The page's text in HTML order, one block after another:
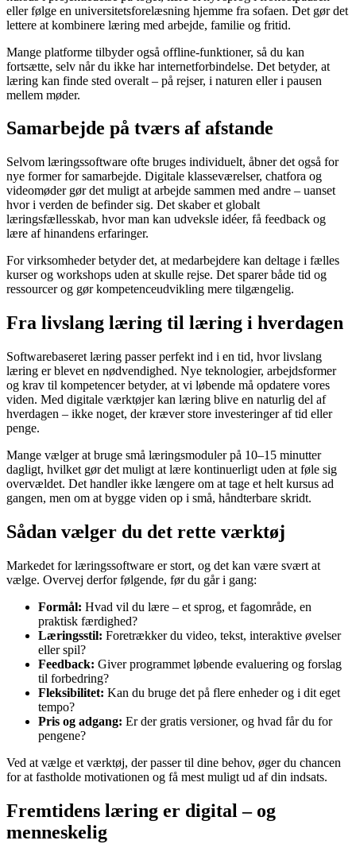
eller følge en universitetsforelæsning hjemme fra sofaen. Det gør det
lettere at kombinere læring med arbejde, familie og fritid.
Mange platforme tilbyder også offline-funktioner, så du kan
fortsætte, selv når du ikke har internetforbindelse. Det betyder, at
læring kan finde sted overalt – på rejser, i naturen eller i pausen
mellem møder.
Samarbejde på tværs af afstande
Selvom læringssoftware ofte bruges individuelt, åbner det også for
nye former for samarbejde. Digitale klasseværelser, chatfora og
videomøder gør det muligt at arbejde sammen med andre – uanset
hvor i verden de befinder sig. Det skaber et globalt
læringsfællesskab, hvor man kan udveksle idéer, få feedback og
lære af hinandens erfaringer.
For virksomheder betyder det, at medarbejdere kan deltage i fælles
kurser og workshops uden at skulle rejse. Det sparer både tid og
ressourcer og gør kompetenceudvikling mere tilgængelig.
Fra livslang læring til læring i hverdagen
Softwarebaseret læring passer perfekt ind i en tid, hvor livslang
læring er blevet en nødvendighed. Nye teknologier, arbejdsformer
og krav til kompetencer betyder, at vi løbende må opdatere vores
viden. Med digitale værktøjer kan læring blive en naturlig del af
hverdagen – ikke noget, der kræver store investeringer af tid eller
penge.
Mange vælger at bruge små læringsmoduler på 10–15 minutter
dagligt, hvilket gør det muligt at lære kontinuerligt uden at føle sig
overvældet. Det handler ikke længere om at tage et helt kursus ad
gangen, men om at bygge viden op i små, håndterbare skridt.
Sådan vælger du det rette værktøj
Markedet for læringssoftware er stort, og det kan være svært at
vælge. Overvej derfor følgende, før du går i gang:
Formål: Hvad vil du lære – et sprog, et fagområde, en
praktisk færdighed?
Læringsstil: Foretrækker du video, tekst, interaktive øvelser
eller spil?
Feedback: Giver programmet løbende evaluering og forslag
til forbedring?
Fleksibilitet: Kan du bruge det på flere enheder og i dit eget
tempo?
Pris og adgang: Er der gratis versioner, og hvad får du for
pengene?
Ved at vælge et værktøj, der passer til dine behov, øger du chancen
for at fastholde motivationen og få mest muligt ud af din indsats.
Fremtidens læring er digital – og
menneskelig